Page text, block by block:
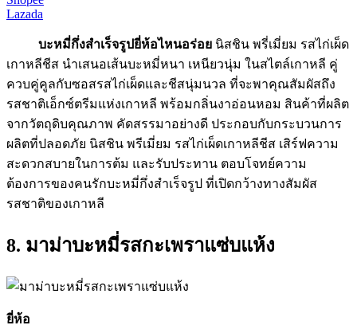
Lazada
บะหมี่กึ่งสําเร็จรูปยี่ห้อไหนอร่อย นิสชิน พรี่เมี่ยม รสไก่เผ็ด
เกาหลีชีส นำเสนอเส้นบะหมี่หนา เหนียวนุ่ม ในสไตล์เกาหลี คู่
ควบคู่คูลกับซอสรสไก่เผ็ดและชีสนุ่มนวล ที่จะพาคุณสัมผัสถึง
รสชาติเอ็กซ์ตรีมแห่งเกาหลี พร้อมกลิ่นงาอ่อนหอม สินค้าที่ผลิต
จากวัตถุดิบคุณภาพ คัดสรรมาอย่างดี ประกอบกับกระบวนการ
ผลิตที่ปลอดภัย นิสชิน พรีเมี่ยม รสไก่เผ็ดเกาหลีชีส เสิร์ฟความ
สะดวกสบายในการต้ม และรับประทาน ตอบโจทย์ความ
ต้องการของคนรักบะหมี่กึ่งสำเร็จรูป ที่เปิดกว้างทางสัมผัส
รสชาติของเกาหลี
8. มาม่าบะหมี่รสกะเพราแซ่บแห้ง
ยี่ห้อ